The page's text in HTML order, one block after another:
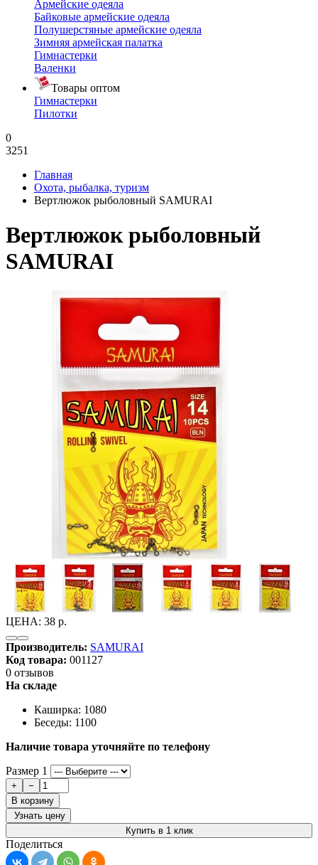
Армейские одеяла
Байковые армейские одеяла
Полушерстяные армейские одеяла
Зимняя армейская палатка
Гимнастерки
Валенки
Товары оптом
Гимнастерки
Пилотки
0
3251
Главная
Охота, рыбалка, туризм
Вертлюжок рыболовный SAMURAI
Вертлюжок рыболовный
SAMURAI
ЦЕНА: 38 р.
Производитель: SAMURAI
Код товара: 001127
0 отзывов
На складе
Каширка: 1080
Беседы: 1100
Наличие товара уточняйте по телефону
Размер 1
+
−
В корзину
Узнать цену
Купить в 1 клик
Поделиться